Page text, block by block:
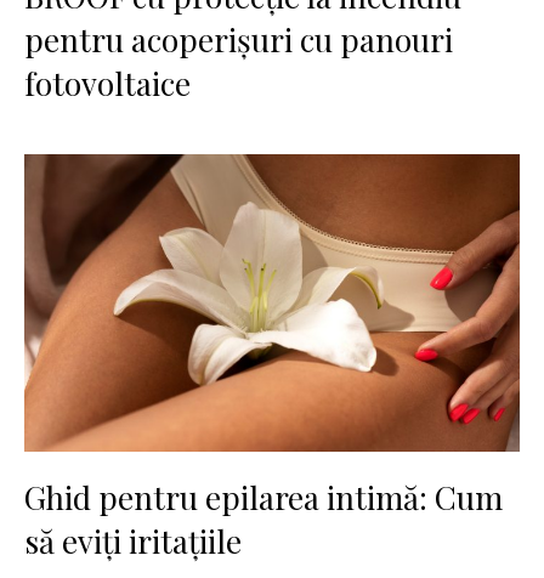
pentru acoperișuri cu panouri
fotovoltaice
Ghid pentru epilarea intimă: Cum
să eviți iritațiile